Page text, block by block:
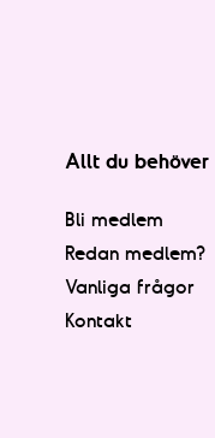
Allt du behöver
Bli medlem
Redan medlem?
Vanliga frågor
Kontakt